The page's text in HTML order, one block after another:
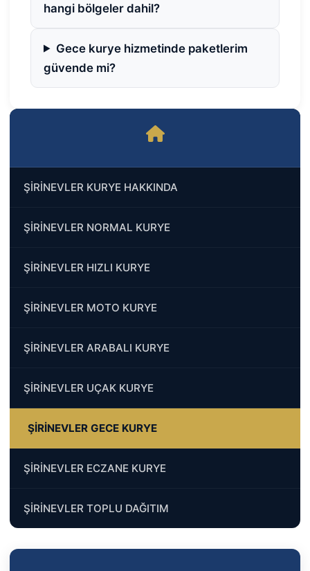
ŞİRİNEVLER KURYE HAKKINDA
ŞİRİNEVLER NORMAL KURYE
ŞİRİNEVLER HIZLI KURYE
ŞİRİNEVLER MOTO KURYE
ŞİRİNEVLER ARABALI KURYE
ŞİRİNEVLER UÇAK KURYE
ŞİRİNEVLER GECE KURYE
ŞİRİNEVLER ECZANE KURYE
ŞİRİNEVLER TOPLU DAĞITIM
hangi bölgeler dahil?
Gece kurye hizmetinde paketlerim
güvende mi?